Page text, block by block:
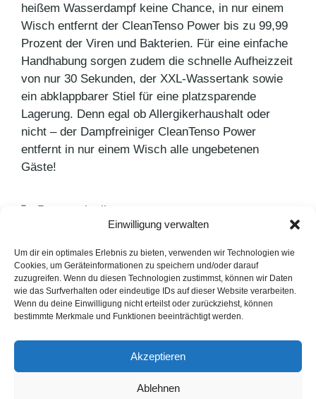
Einwilligung verwalten
Um dir ein optimales Erlebnis zu bieten, verwenden wir Technologien wie
Cookies, um Geräteinformationen zu speichern und/oder darauf
zuzugreifen. Wenn du diesen Technologien zustimmst, können wir Daten
wie das Surfverhalten oder eindeutige IDs auf dieser Website verarbeiten.
Wenn du deine Einwilligung nicht erteilst oder zurückziehst, können
bestimmte Merkmale und Funktionen beeinträchtigt werden.
Akzeptieren
Ablehnen
heißem Wasserdampf keine Chance, in nur einem
Wisch entfernt der CleanTenso Power bis zu 99,99
Prozent der Viren und Bakterien. Für eine einfache
Handhabung sorgen zudem die schnelle Aufheizzeit
von nur 30 Sekunden, der XXL-Wassertank sowie
ein abklappbarer Stiel für eine platzsparende
Lagerung. Denn egal ob Allergikerhaushalt oder
nicht – der Dampfreiniger CleanTenso Power
entfernt in nur einem Wisch alle ungebetenen
Gäste!
Kategorien
Pressemitteilungen
Frühjahrsputz,Leifheit, Umfrage
Bridgestone mit Athleten zu den Olympischen
Spielen Paris 2024
Spitzenleistung live erleben
English Version